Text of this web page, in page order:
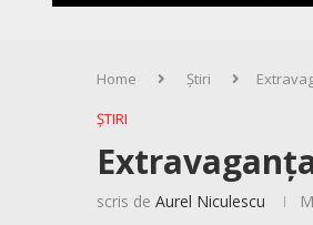
Home Știri
ȘTIRI
scris de Aurel Niculescu